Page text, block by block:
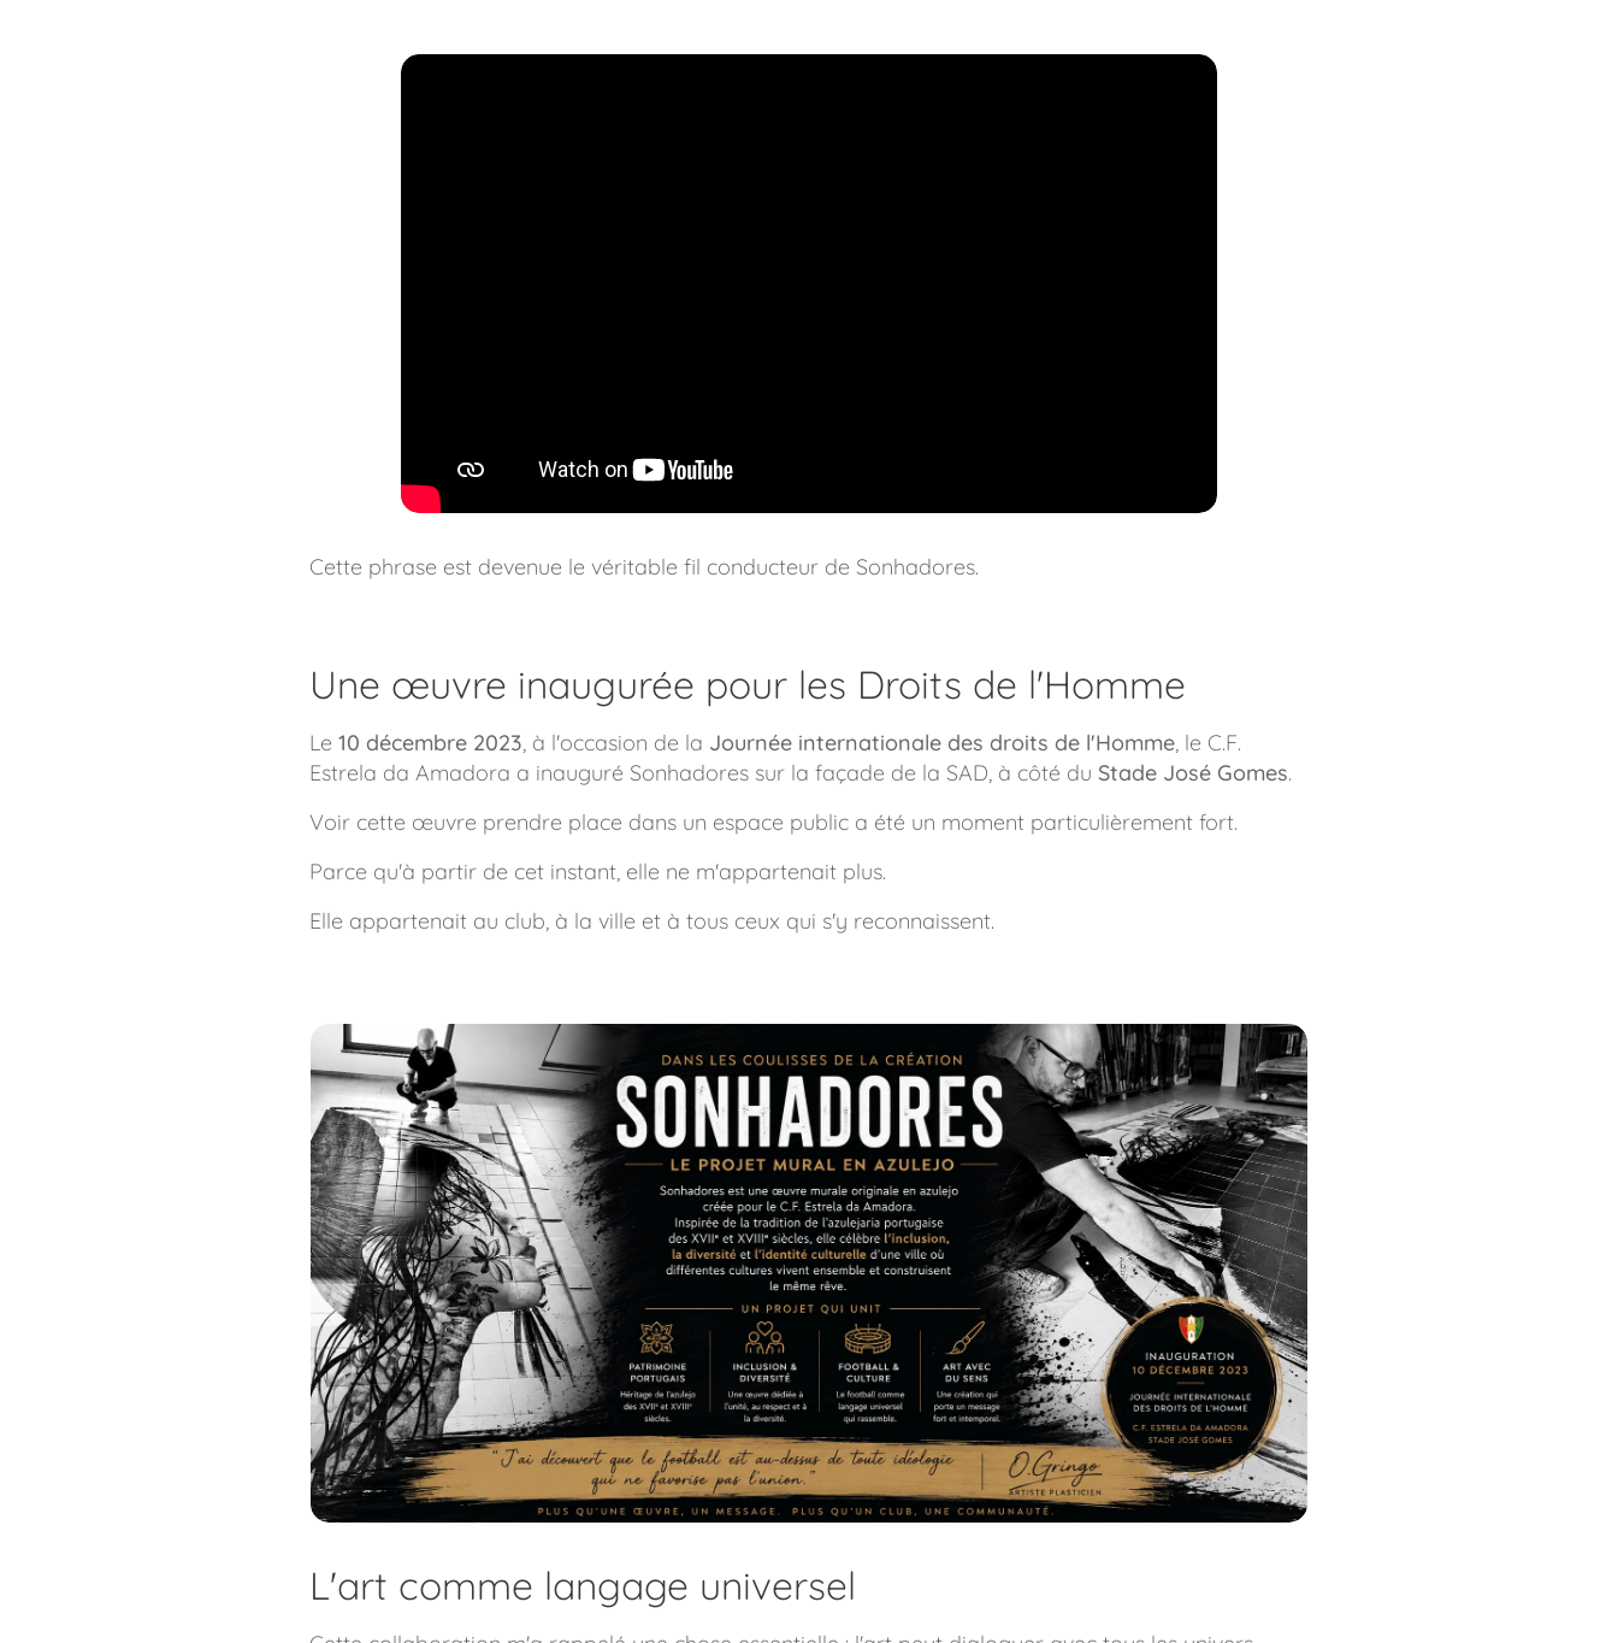
Cette phrase est devenue le véritable fil conducteur de Sonhadores.
Une œuvre inaugurée pour les Droits de l'Homme
Le 10 décembre 2023, à l'occasion de la Journée internationale des droits de l'Homme, le C.F.
Estrela da Amadora a inauguré Sonhadores sur la façade de la SAD, à côté du Stade José Gomes.
Voir cette œuvre prendre place dans un espace public a été un moment particulièrement fort.
Parce qu'à partir de cet instant, elle ne m'appartenait plus.
Elle appartenait au club, à la ville et à tous ceux qui s'y reconnaissent.
L'art comme langage universel